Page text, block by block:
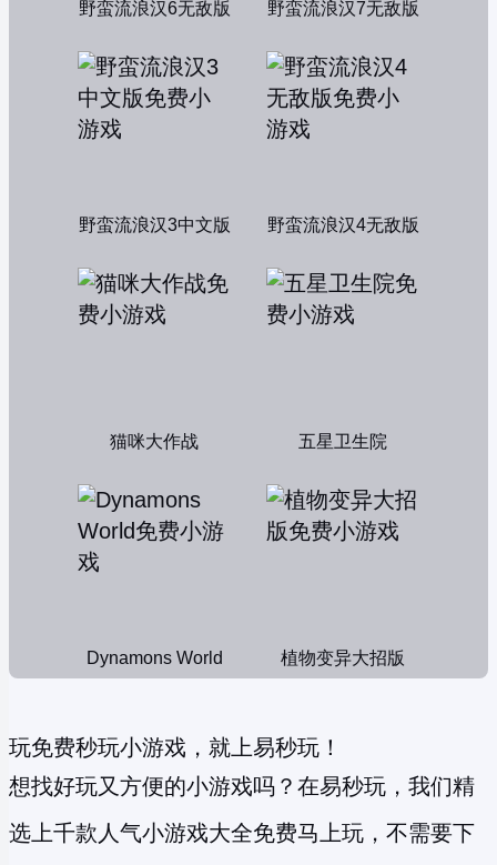
野蛮流浪汉6无敌版 野蛮流浪汉7无敌版
野蛮流浪汉3中文版 野蛮流浪汉4无敌版
猫咪大作战 五星卫生院
Dynamons World 植物变异大招版
玩免费秒玩小游戏，就上易秒玩！
想找好玩又方便的小游戏吗？在易秒玩，我们精
选上千款人气小游戏大全免费马上玩，不需要下